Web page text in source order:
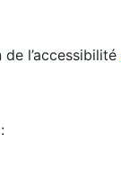
l’accessibilité